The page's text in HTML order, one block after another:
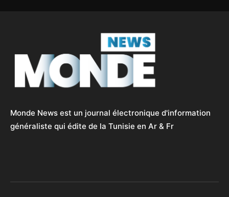
Monde News est un journal électronique d'information
généraliste qui édite de la Tunisie en Ar & Fr